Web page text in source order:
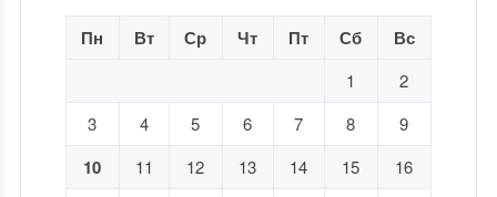
Пн Вт Ср Чт Пт Сб Вс
1
2
3
4 5 6 7 8 9
10 11 12 13 14 15
16